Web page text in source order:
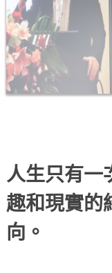
人生只有一
趣和現實的
向。